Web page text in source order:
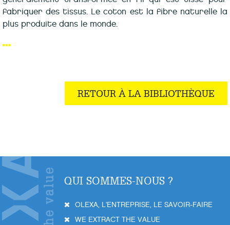
fabriquer des tissus. Le coton est la fibre naturelle la
plus produite dans le monde.
RETOUR À LA BIBLIOTHÈQUE
QUI SOMMES-NOUS ?
OLEXA, L'ENTREPRISE, LE SAVOIR-FAIRE
WE EXTRACT THE VALUE